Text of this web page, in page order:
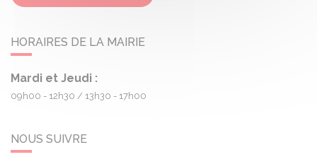
HORAIRES DE LA MAIRIE
Mardi et Jeudi :
09h00 - 12h30 13h30 - 17h00
NOUS SUIVRE